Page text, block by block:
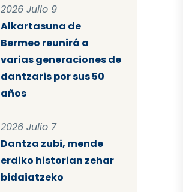
2026 Julio 9
Alkartasuna de
Bermeo reunirá a
varias generaciones de
dantzaris por sus 50
años
2026 Julio 7
Dantza zubi, mende
erdiko historian zehar
bidaiatzeko